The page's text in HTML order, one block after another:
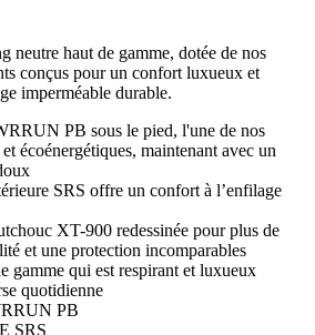
neutre haut de gamme, dotée de nos
conçus pour un confort luxueux et
imperméable durable.
PB sous le pied, l'une de nos
écoénergétiques, maintenant avec un
SRS offre un confort à l’enfilage
XT-900 redessinée pour plus de
et une protection incomparables
gamme qui est respirant et luxueux
quotidienne
PB
SRS